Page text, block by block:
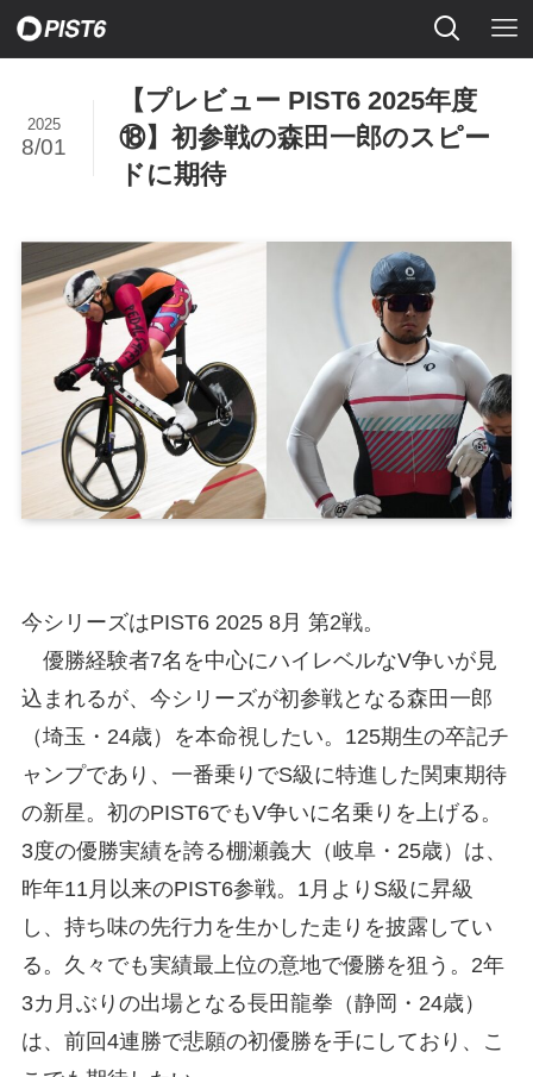
【プレビュー PIST6 2025年度
⑱】初参戦の森田一郎のスピー
ドに期待
2025
8/01
今シリーズはPIST6 2025 8月 第2戦。
優勝経験者7名を中心にハイレベルなV争いが見
込まれるが、今シリーズが初参戦となる森田一郎
（埼玉・24歳）を本命視したい。125期生の卒記チ
ャンプであり、一番乗りでS級に特進した関東期待
の新星。初のPIST6でもV争いに名乗りを上げる。
3度の優勝実績を誇る棚瀬義大（岐阜・25歳）は、
昨年11月以来のPIST6参戦。1月よりS級に昇級
し、持ち味の先行力を生かした走りを披露してい
る。久々でも実績最上位の意地で優勝を狙う。2年
3カ月ぶりの出場となる長田龍拳（静岡・24歳）
は、前回4連勝で悲願の初優勝を手にしており、こ